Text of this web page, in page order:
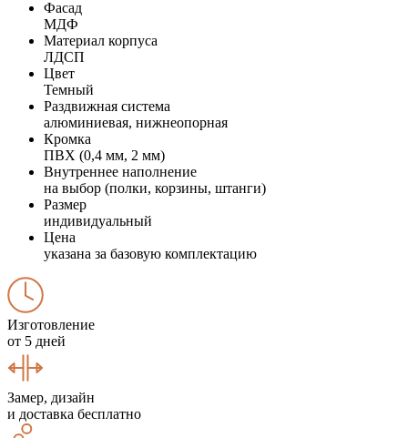
Фасад
МДФ
Материал корпуса
ЛДСП
Цвет
Темный
Раздвижная система
алюминиевая, нижнеопорная
Кромка
ПВХ (0,4 мм, 2 мм)
Внутреннее наполнение
на выбор (полки, корзины, штанги)
Размер
индивидуальный
Цена
указана за базовую комплектацию
Изготовление
от 5 дней
Замер, дизайн
и доставка бесплатно